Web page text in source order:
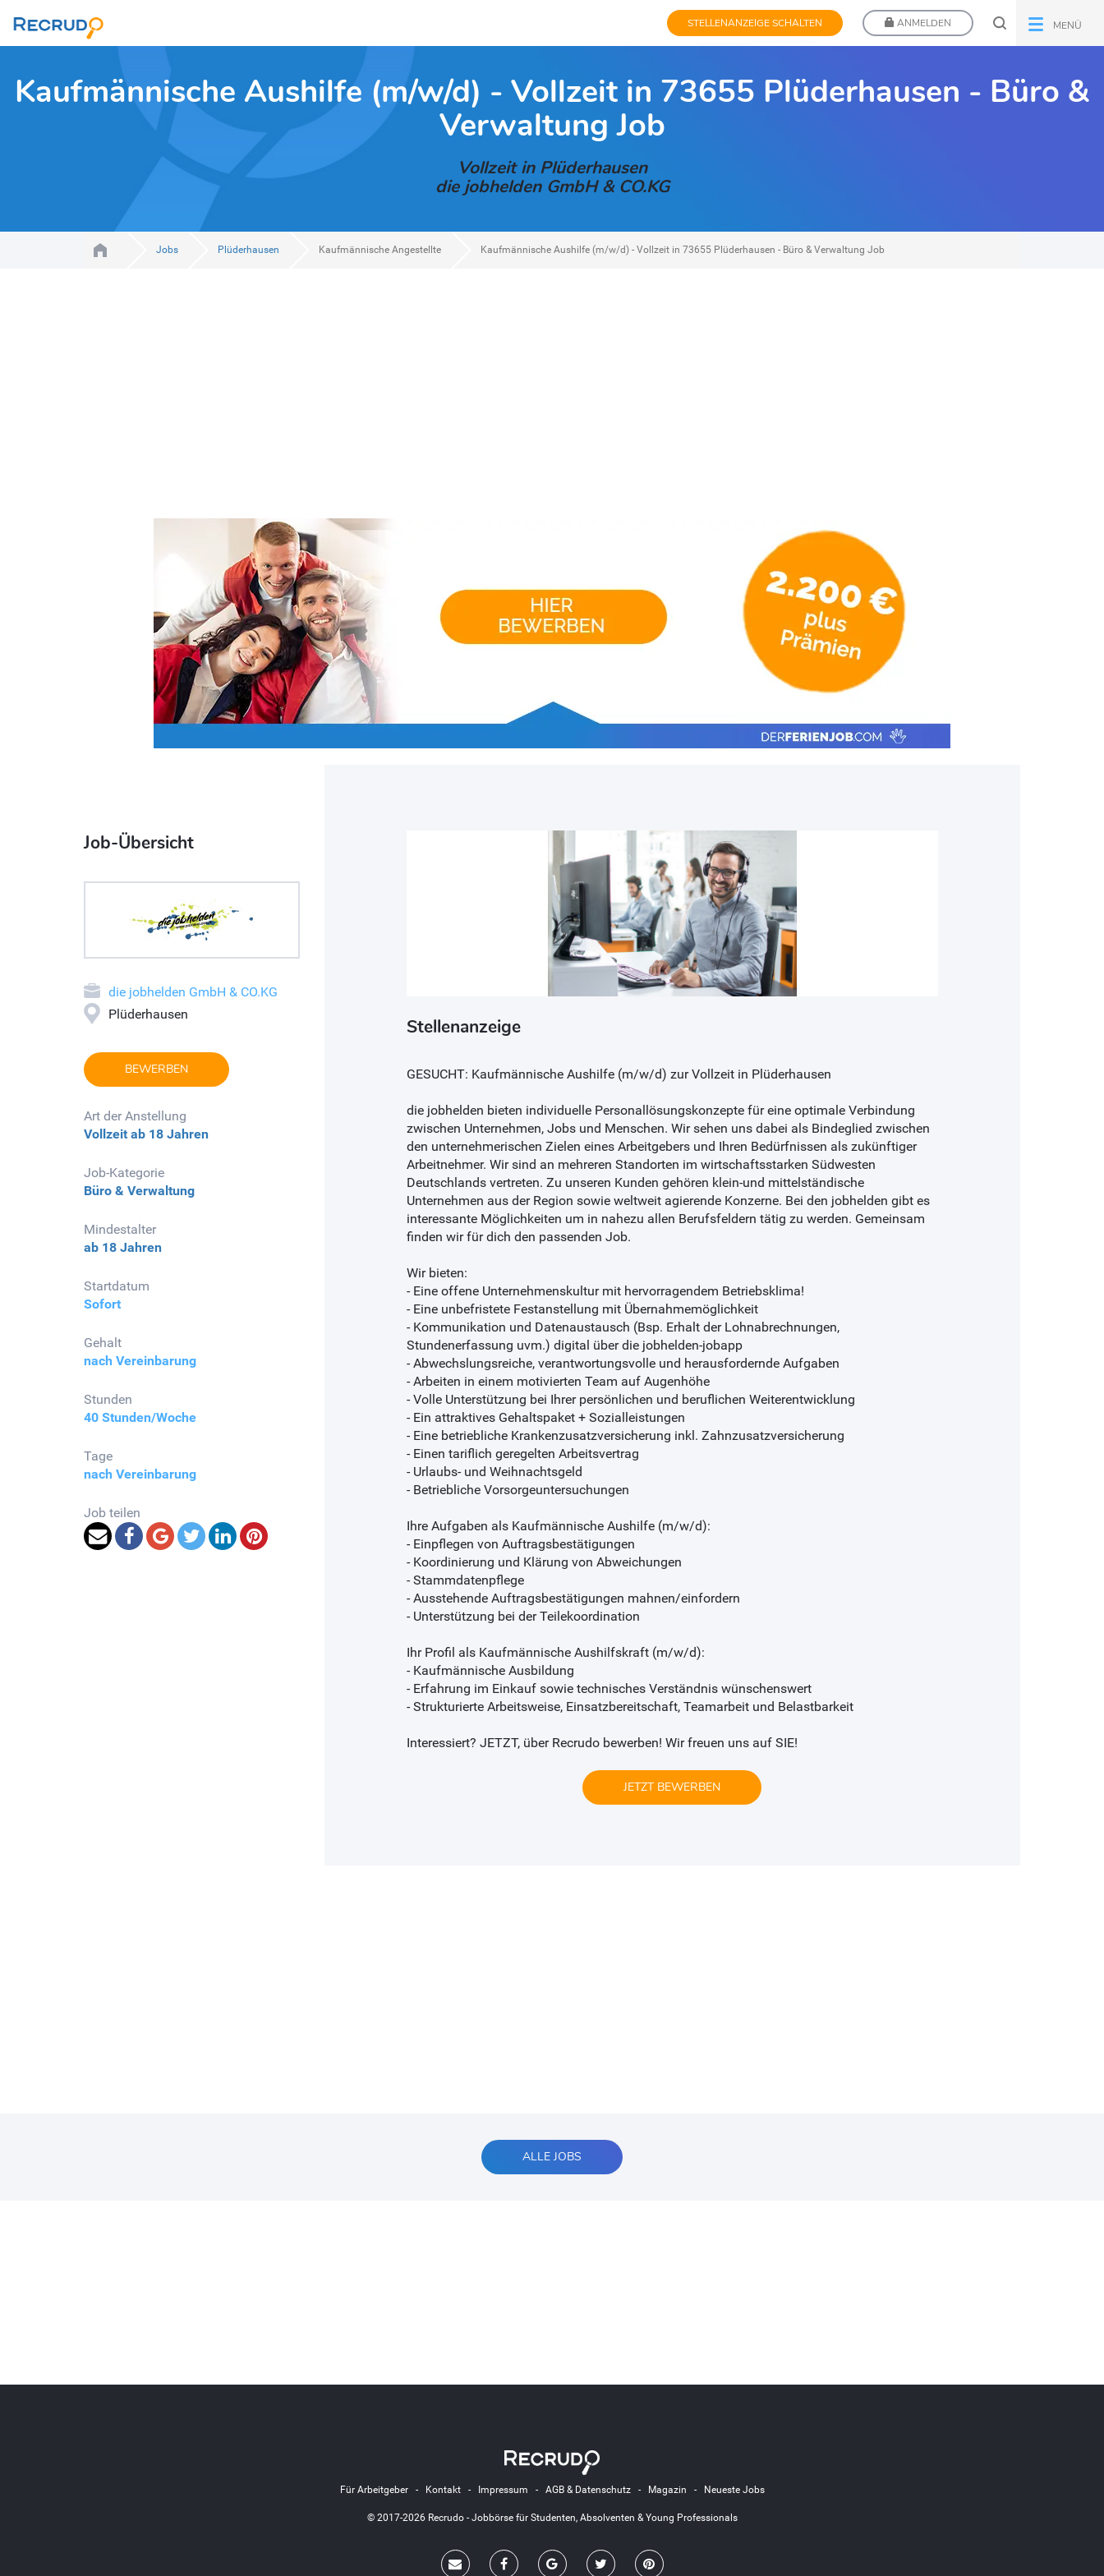
STELLENANZEIGE SCHALTEN ANMELDEN MENÜ
Kaufmännische Aushilfe (m/w/d) - Vollzeit in 73655 Plüderhausen - Büro &
Verwaltung Job
Vollzeit in Plüderhausen
die jobhelden GmbH & CO.KG
Jobs Plüderhausen Kaufmännische Angestellte Kaufmännische Aushilfe (m/w/d) - Vollzeit in 73655 Plüderhausen - Büro & Verwaltung Job
Job-Übersicht
die jobhelden GmbH & CO.KG
Plüderhausen
BEWERBEN
Art der Anstellung
Vollzeit ab 18 Jahren
Job-Kategorie
Büro & Verwaltung
Mindestalter
ab 18 Jahren
Startdatum
Sofort
Gehalt
nach Vereinbarung
Stunden
40 Stunden/Woche
Tage
nach Vereinbarung
Job teilen
Stellenanzeige
GESUCHT: Kaufmännische Aushilfe (m/w/d) zur Vollzeit in Plüderhausen
die jobhelden bieten individuelle Personallösungskonzepte für eine optimale Verbindung
zwischen Unternehmen, Jobs und Menschen. Wir sehen uns dabei als Bindeglied zwischen
den unternehmerischen Zielen eines Arbeitgebers und Ihren Bedürfnissen als zukünftiger
Arbeitnehmer. Wir sind an mehreren Standorten im wirtschaftsstarken Südwesten
Deutschlands vertreten. Zu unseren Kunden gehören klein-und mittelständische
Unternehmen aus der Region sowie weltweit agierende Konzerne. Bei den jobhelden gibt es
interessante Möglichkeiten um in nahezu allen Berufsfeldern tätig zu werden. Gemeinsam
finden wir für dich den passenden Job.
Wir bieten:
- Eine offene Unternehmenskultur mit hervorragendem Betriebsklima!
- Eine unbefristete Festanstellung mit Übernahmemöglichkeit
- Kommunikation und Datenaustausch (Bsp. Erhalt der Lohnabrechnungen,
Stundenerfassung uvm.) digital über die jobhelden-jobapp
- Abwechslungsreiche, verantwortungsvolle und herausfordernde Aufgaben
- Arbeiten in einem motivierten Team auf Augenhöhe
- Volle Unterstützung bei Ihrer persönlichen und beruflichen Weiterentwicklung
- Ein attraktives Gehaltspaket + Sozialleistungen
- Eine betriebliche Krankenzusatzversicherung inkl. Zahnzusatzversicherung
- Einen tariflich geregelten Arbeitsvertrag
- Urlaubs- und Weihnachtsgeld
- Betriebliche Vorsorgeuntersuchungen
Ihre Aufgaben als Kaufmännische Aushilfe (m/w/d):
- Einpflegen von Auftragsbestätigungen
- Koordinierung und Klärung von Abweichungen
- Stammdatenpflege
- Ausstehende Auftragsbestätigungen mahnen/einfordern
- Unterstützung bei der Teilekoordination
Ihr Profil als Kaufmännische Aushilfskraft (m/w/d):
- Kaufmännische Ausbildung
- Erfahrung im Einkauf sowie technisches Verständnis wünschenswert
- Strukturierte Arbeitsweise, Einsatzbereitschaft, Teamarbeit und Belastbarkeit
Interessiert? JETZT, über Recrudo bewerben! Wir freuen uns auf SIE!
JETZT BEWERBEN
ALLE JOBS
Für Arbeitgeber- Kontakt- Impressum - AGB & Datenschutz- Magazin - Neueste Jobs
© 2017-2026 Recrudo - Jobbörse für Studenten, Absolventen & Young Professionals